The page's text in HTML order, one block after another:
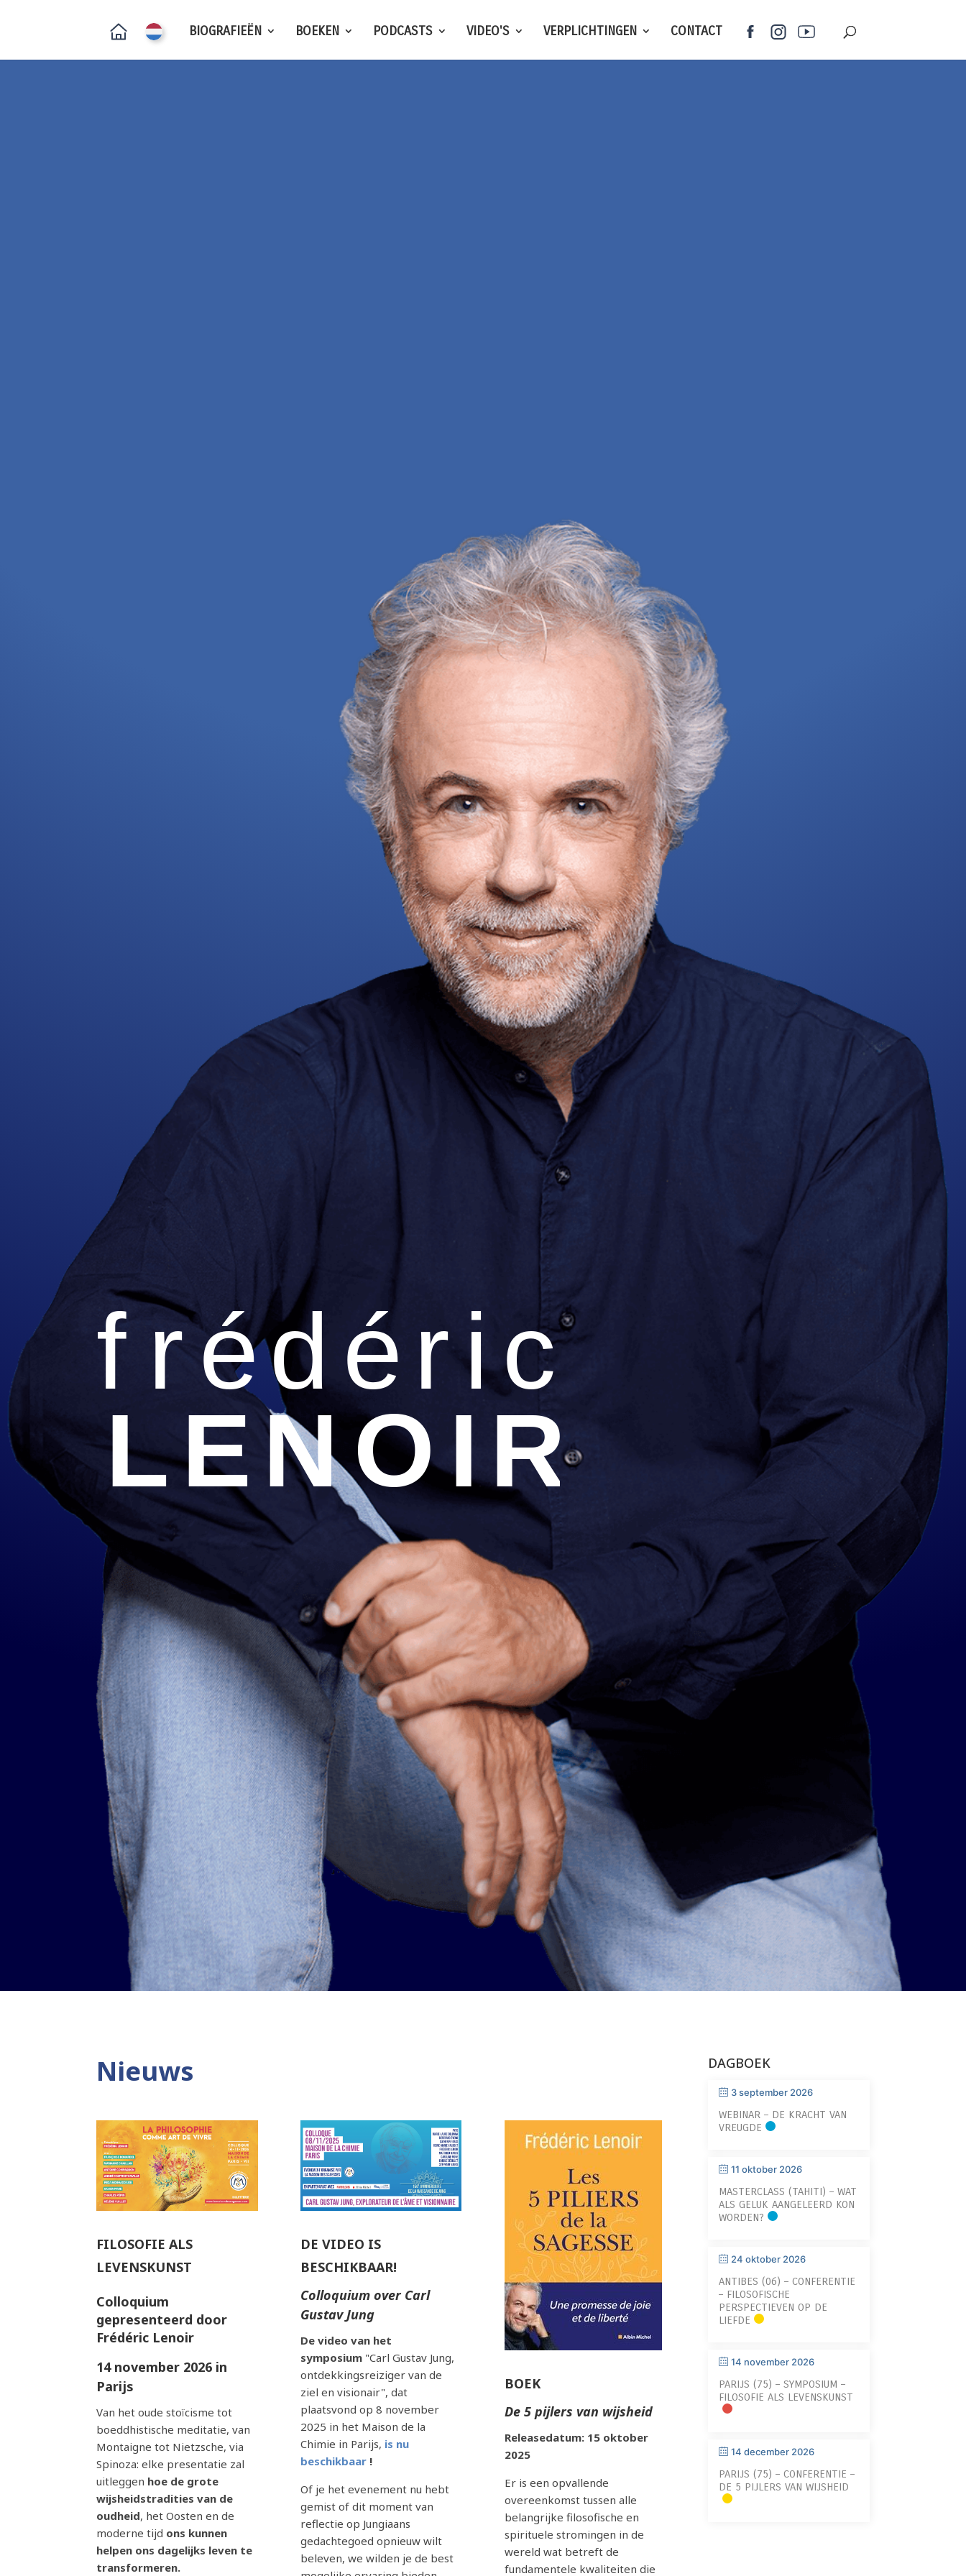
BIOGRAFIEËN BOEKEN PODCASTS VIDEO'S VERPLICHTINGEN CONTACT
Nieuws
FILOSOFIE ALS
LEVENSKUNST
Colloquium
gepresenteerd door
Frédéric Lenoir
14 november 2026 in
Parijs
Van het oude stoïcisme tot
boeddhistische meditatie, van
Montaigne tot Nietzsche, via
Spinoza: elke presentatie zal
uitleggen hoe de grote
wijsheidstradities van de
oudheid, het Oosten en de
moderne tijd ons kunnen
helpen ons dagelijks leven te
transformeren.
DE VIDEO IS
BESCHIKBAAR!
Colloquium over Carl
Gustav Jung
De video van het
symposium "Carl Gustav Jung,
ontdekkingsreiziger van de
ziel en visionair", dat
plaatsvond op 8 november
2025 in het Maison de la
Chimie in Parijs, is nu
beschikbaar!
Of je het evenement nu hebt
gemist of dit moment van
reflectie op Jungiaans
gedachtegoed opnieuw wilt
beleven, we wilden je de best
BOEK
De 5 pijlers van wijsheid
Releasedatum: 15 oktober
2025
Er is een opvallende
overeenkomst tussen alle
belangrijke filosofische en
spirituele stromingen in de
wereld wat betreft de
fundamentele kwaliteiten die
DAGBOEK
3 september 2026
WEBINAR – DE KRACHT VAN
VREUGDE
11 oktober 2026
MASTERCLASS (TAHITI) – WAT
ALS GELUK AANGELEERD KON
WORDEN?
24 oktober 2026
ANTIBES (06) – CONFERENTIE
– FILOSOFISCHE
PERSPECTIEVEN OP DE
LIEFDE
14 november 2026
PARIJS (75) – SYMPOSIUM –
FILOSOFIE ALS LEVENSKUNST
14 december 2026
PARIJS (75) – CONFERENTIE –
DE 5 PIJLERS VAN WIJSHEID